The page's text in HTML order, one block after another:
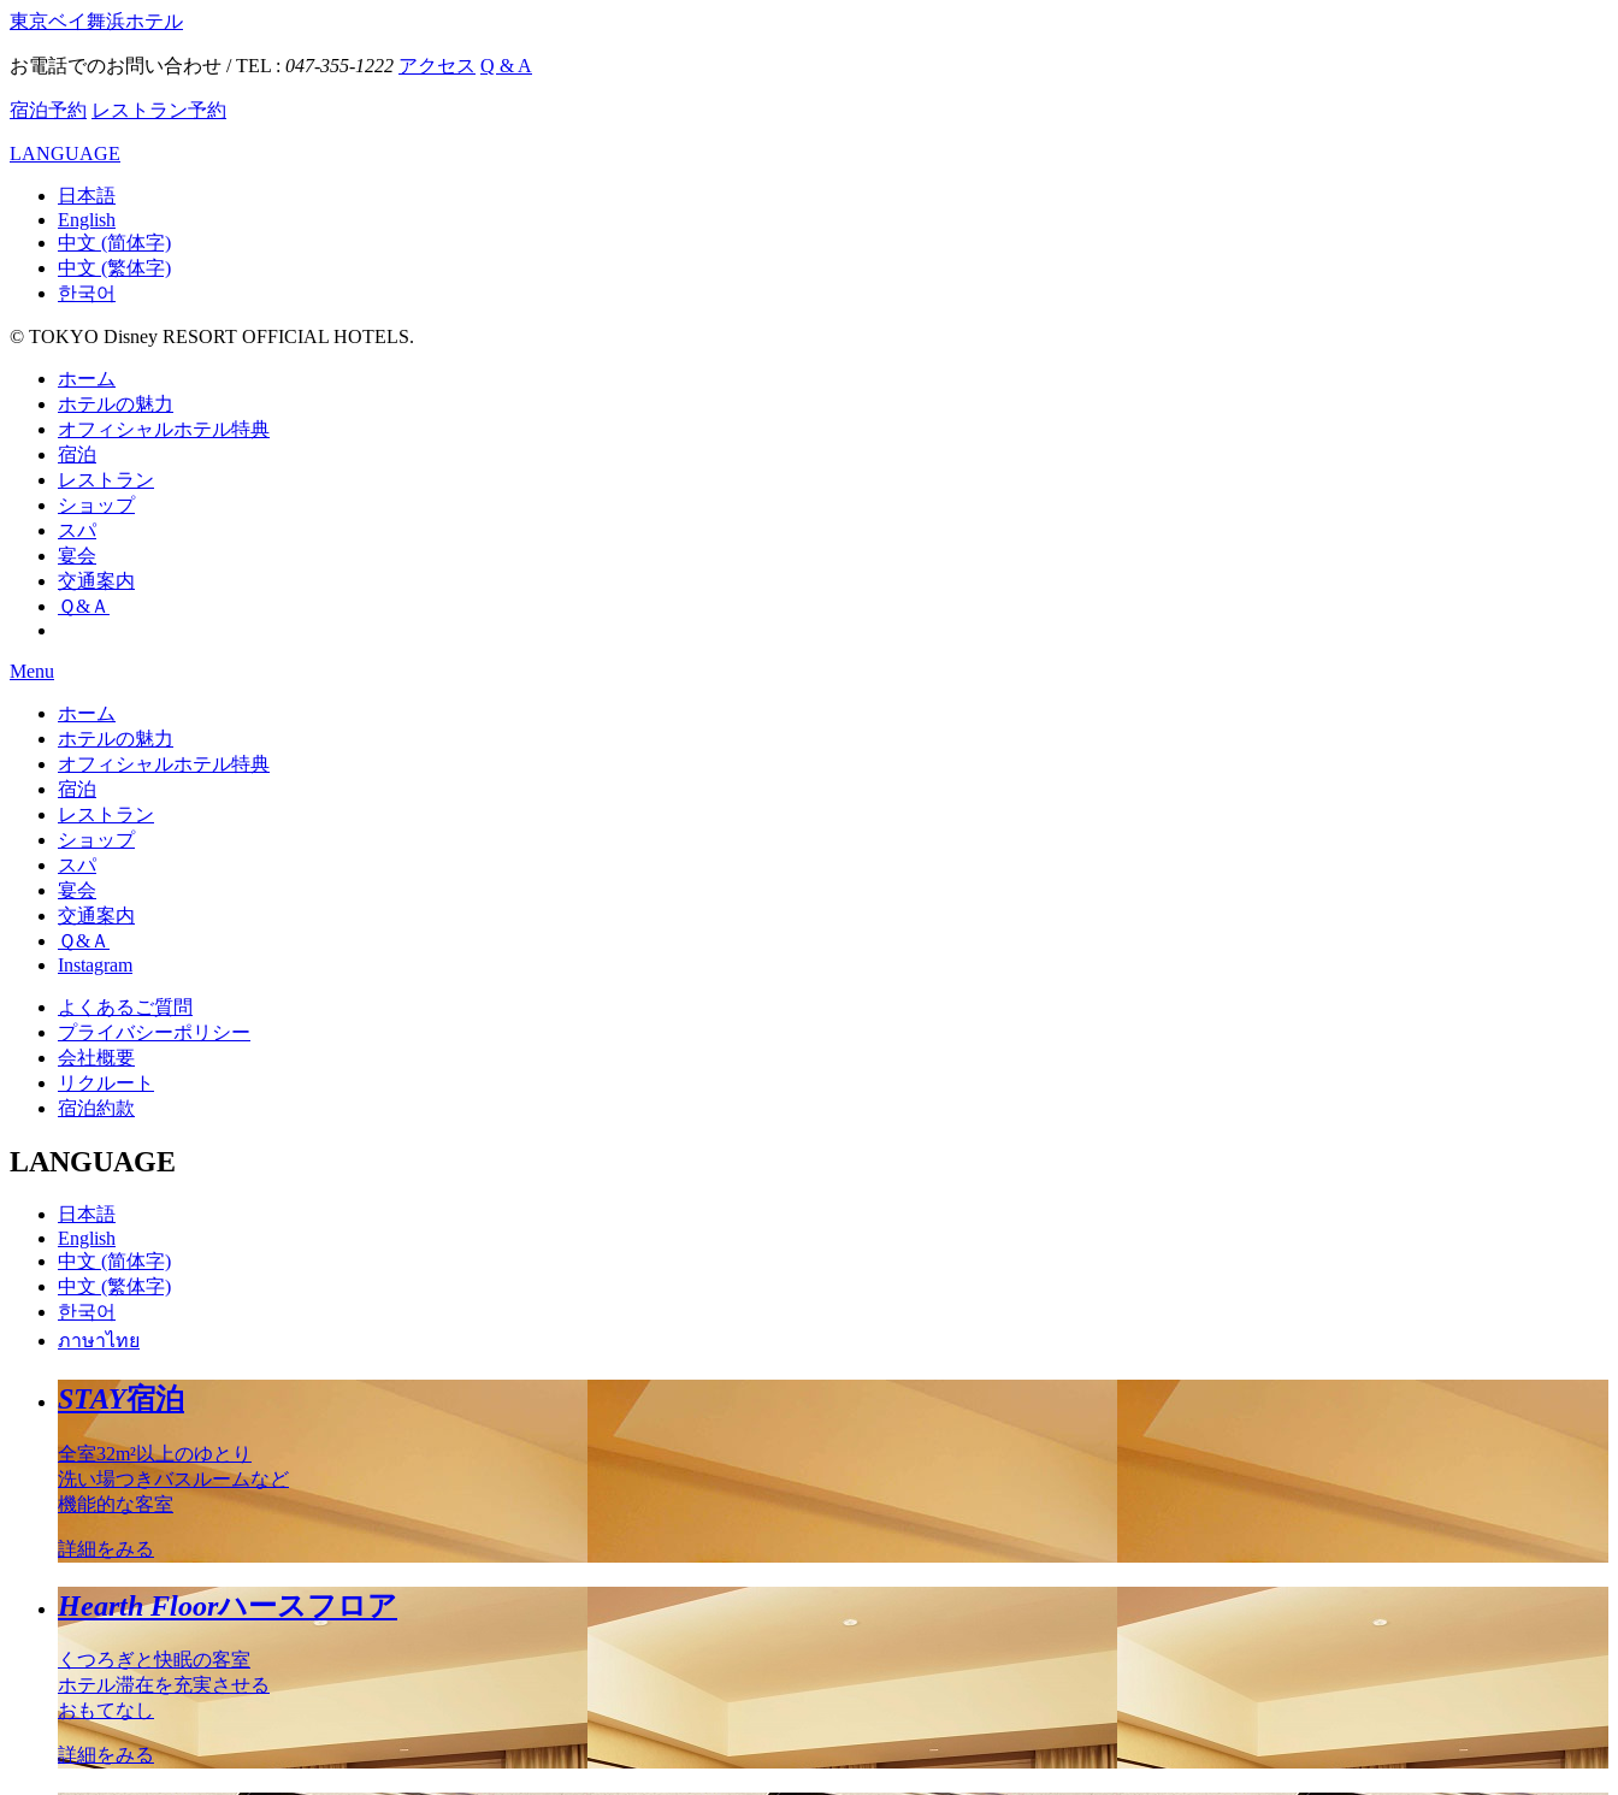
東京ベイ舞浜ホテル
お電話でのお問い合わせ / TEL : 047-355-1222 アクセス Q & A
宿泊予約 レストラン予約
LANGUAGE
日本語
English
中文 (简体字)
中文 (繁体字)
한국어
© TOKYO Disney RESORT OFFICIAL HOTELS.
ホーム
ホテルの魅力
オフィシャルホテル特典
宿泊
レストラン
ショップ
スパ
宴会
交通案内
Ｑ&Ａ
Menu
ホーム
ホテルの魅力
オフィシャルホテル特典
宿泊
レストラン
ショップ
スパ
宴会
交通案内
Ｑ&Ａ
Instagram
よくあるご質問
プライバシーポリシー
会社概要
リクルート
宿泊約款
LANGUAGE
日本語
English
中文 (简体字)
中文 (繁体字)
한국어
ภาษาไทย
STAY宿泊
全室32m²以上のゆとり
洗い場つきバスルームなど
機能的な客室
詳細をみる
Hearth Floorハースフロア
くつろぎと快眠の客室
ホテル滞在を充実させる
おもてなし
詳細をみる